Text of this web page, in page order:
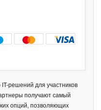
IT-решений для участников
получают самый
опций, позволяющих